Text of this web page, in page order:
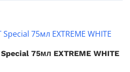
75мл EXTREME WHITE